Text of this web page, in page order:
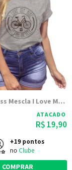
T Shirt Joss Mescla I Love My Bike
ATACADO
R$ 19,90
+19 pontos
no Clube
COMPRAR